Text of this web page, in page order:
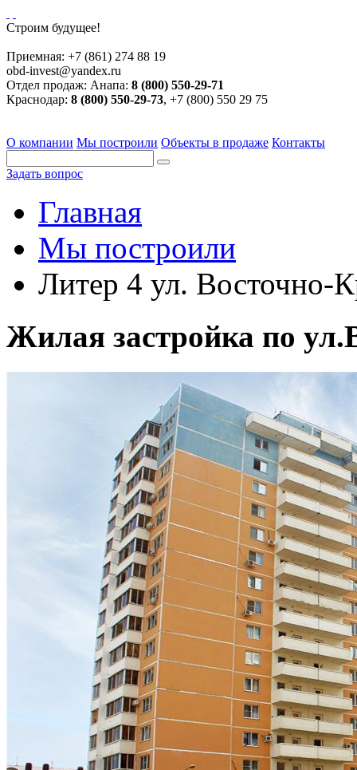
Строим будущее!
Приемная: +7 (861) 274 88 19
obd-invest@yandex.ru
Отдел продаж: Анапа: 8 (800) 550-29-71
Краснодар: 8 (800) 550-29-73, +7 (800) 550 29 75
О компании Мы построили Объекты в продаже Контакты
Задать вопрос
Главная
Мы построили
Литер 4 ул. Восточно-
Жилая застройка по